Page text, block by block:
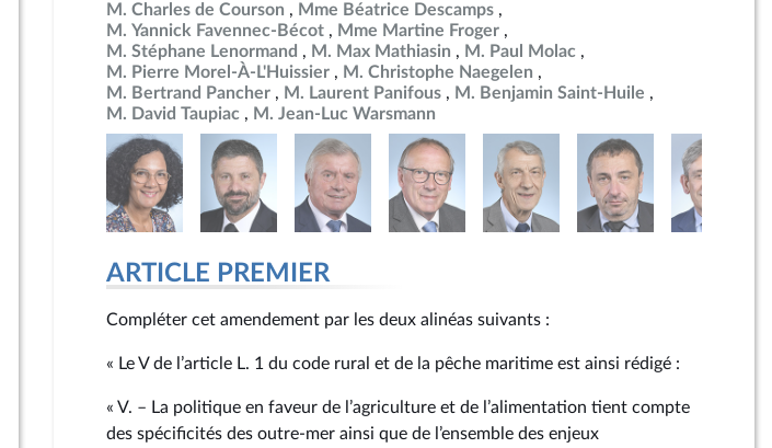
Date de dépôtM. Charles de Courson
Mme Béatrice Descamps
M. Yannick Favennec-Bécot
Mme Martine Froger
M. Stéphane Lenormand
M. Max Mathiasin
M. Paul Molac
M. Pierre Morel-À-L'Huissier
M. Christophe Naegelen
M. Bertrand Pancher
M. Laurent Panifous
M. Benjamin Saint-Huile
M. David Taupiac
M. Jean-Luc Warsmann
ARTICLE PREMIER
Compléter cet amendement par les deux alinéas suivants :
« Le V de l’article L. 1 du code rural et de la pêche maritime est ainsi rédigé :
« V. – La politique en faveur de l’agriculture et de l’alimentation tient compte
des spécificités des outre-mer ainsi que de l’ensemble des enjeux